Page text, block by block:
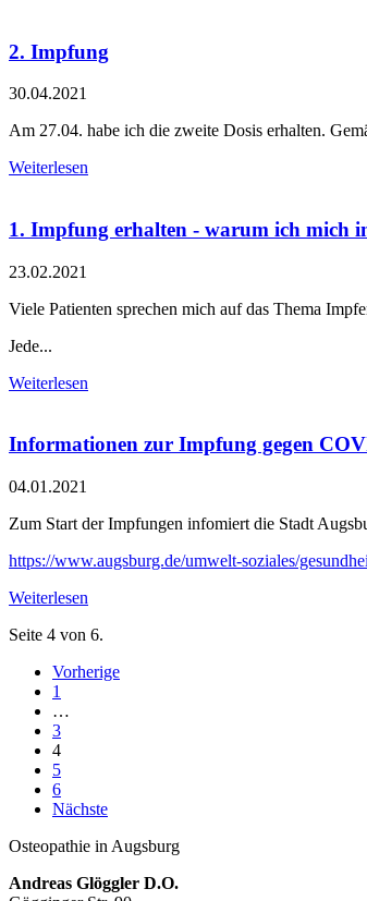
2. Impfung
30.04.2021
Am 27.04. habe ich die zweite Dosis erhalten.
Weiterlesen
1. Impfung erhalten - warum ich mich
23.02.2021
Viele Patienten sprechen mich auf das Thema
Jede...
Weiterlesen
Informationen zur Impfung gegen
04.01.2021
Zum Start der Impfungen infomiert die Stadt
https://www.augsburg.de/umwelt-soziales/
Weiterlesen
Seite 4 von 6.
Vorherige
1
…
3
4
5
6
Nächste
Osteopathie in Augsburg
Andreas Glöggler D.O.